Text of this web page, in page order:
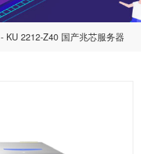
- KU 2212-Z40 国产兆芯服务器